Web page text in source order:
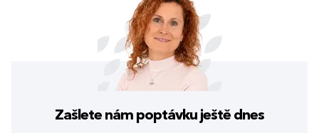
Zašlete nám poptávku ještě dnes